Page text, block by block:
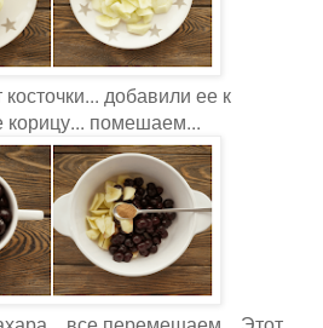
добавили ее к
корицу... помешаем...